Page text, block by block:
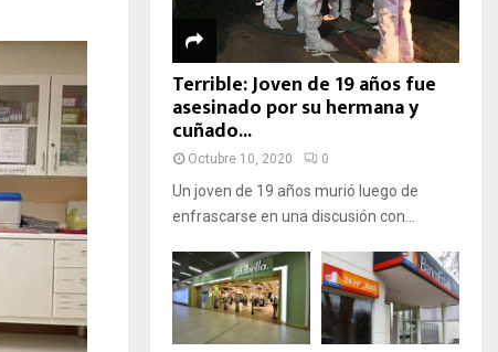
Terrible: Joven de 19 años fue
asesinado por su hermana y
cuñado...
Octubre 10, 2020 0
Un joven de 19 años murió luego de
enfrascarse en una discusión con...